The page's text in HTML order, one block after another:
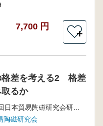
7,700 円
＋
格差を考える2 格差
るか
第39回日本貿易陶磁研究会研究集会資料集
陶磁研究会